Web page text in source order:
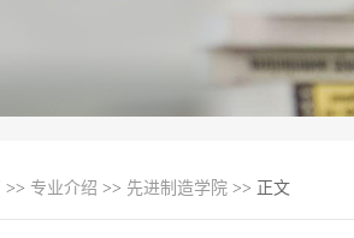
>> 专业介绍 >> 先进制造学院 >> 正文